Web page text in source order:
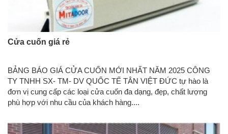
Cửa cuốn giá rẻ
BẢNG BÁO GIÁ CỬA CUỐN MỚI NHẤT NĂM 2025 CÔNG
TY TNHH SX- TM- DV QUỐC TẾ TÂN VIỆT ĐỨC tự hào là
đơn vị cung cấp các loại cửa cuốn đa dạng, đẹp, chất lượng
phù hợp với nhu cầu của khách hàng....